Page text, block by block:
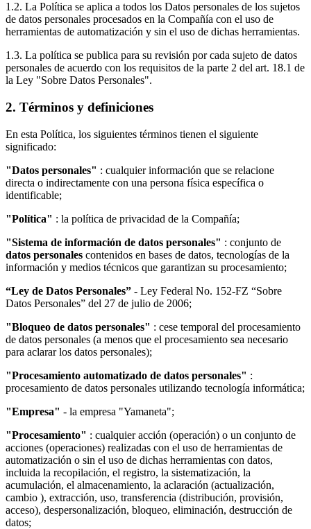
1.2. La Política se aplica a todos los Datos personales de los sujetos
de datos personales procesados en la Compañía con el uso de
herramientas de automatización y sin el uso de dichas herramientas.
1.3. La política se publica para su revisión por cada sujeto de datos
personales de acuerdo con los requisitos de la parte 2 del art. 18.1 de
la Ley "Sobre Datos Personales".
2. Términos y definiciones
En esta Política, los siguientes términos tienen el siguiente
significado:
"Datos personales" : cualquier información que se relacione
directa o indirectamente con una persona física específica o
identificable;
"Política" : la política de privacidad de la Compañía;
"Sistema de información de datos personales" : conjunto de
datos personales contenidos en bases de datos, tecnologías de la
información y medios técnicos que garantizan su procesamiento;
“Ley de Datos Personales” - Ley Federal No. 152-FZ “Sobre
Datos Personales” del 27 de julio de 2006;
"Bloqueo de datos personales" : cese temporal del procesamiento
de datos personales (a menos que el procesamiento sea necesario
para aclarar los datos personales);
"Procesamiento automatizado de datos personales" :
procesamiento de datos personales utilizando tecnología informática;
"Empresa" - la empresa "Yamaneta";
"Procesamiento" : cualquier acción (operación) o un conjunto de
acciones (operaciones) realizadas con el uso de herramientas de
automatización o sin el uso de dichas herramientas con datos,
incluida la recopilación, el registro, la sistematización, la
acumulación, el almacenamiento, la aclaración (actualización,
cambio ), extracción, uso, transferencia (distribución, provisión,
acceso), despersonalización, bloqueo, eliminación, destrucción de
datos;